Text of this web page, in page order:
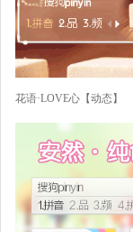
花语·LOVE心【动态】